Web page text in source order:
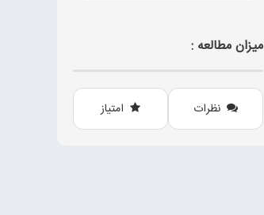
میزان مطالعه :
نظرات امتیاز